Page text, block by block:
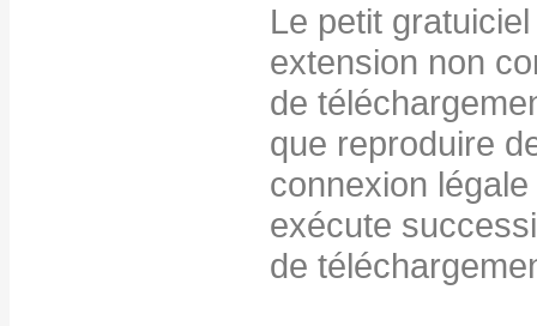
Le petit
extension non
de
que reproduire
connexion
exécute
de